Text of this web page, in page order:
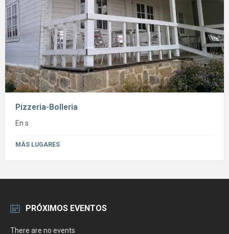
Pizzeria-Bolleria
En s
MÁS LUGARES
PRÓXIMOS EVENTOS
There are no events